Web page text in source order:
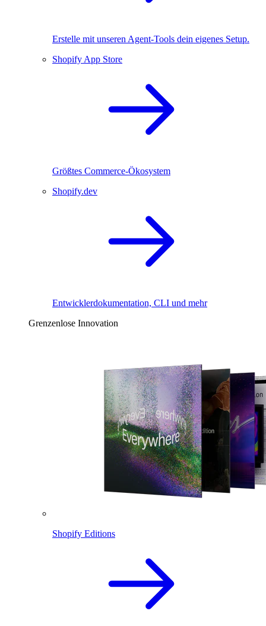
Erstelle mit unseren Agent-Tools dein eigenes Setup.
Shopify App Store
Größtes Commerce-Ökosystem
Shopify.dev
Entwicklerdokumentation, CLI und mehr
Grenzenlose Innovation
Shopify Editions